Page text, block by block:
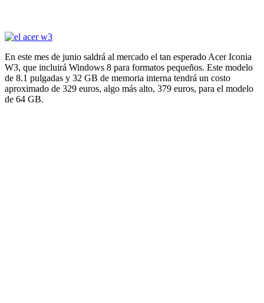
En este mes de junio saldrá al mercado el tan esperado Acer Iconia
W3, que incluirá Windows 8 para formatos pequeños. Este modelo
de 8.1 pulgadas y 32 GB de memoria interna tendrá un costo
aproximado de 329 euros, algo más alto, 379 euros, para el modelo
de 64 GB.